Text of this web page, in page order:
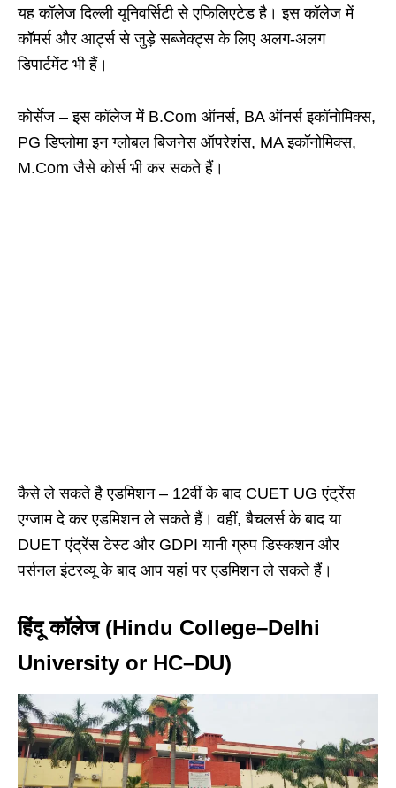
यह कॉलेज दिल्ली यूनिवर्सिटी से एफिलिएटेड है। इस कॉलेज में
कॉमर्स और आर्ट्स से जुड़े सब्जेक्ट्स के लिए अलग-अलग
डिपार्टमेंट भी हैं।
कोर्सेज – इस कॉलेज में B.Com ऑनर्स, BA ऑनर्स इकॉनोमिक्स,
PG डिप्लोमा इन ग्लोबल बिजनेस ऑपरेशंस, MA इकॉनोमिक्स,
M.Com जैसे कोर्स भी कर सकते हैं।
कैसे ले सकते है एडमिशन – 12वीं के बाद CUET UG एंट्रेंस
एग्जाम दे कर एडमिशन ले सकते हैं। वहीं, बैचलर्स के बाद या
DUET एंट्रेंस टेस्ट और GDPI यानी ग्रुप डिस्कशन और
पर्सनल इंटरव्यू के बाद आप यहां पर एडमिशन ले सकते हैं।
हिंदू कॉलेज (Hindu College–Delhi
University or HC–DU)